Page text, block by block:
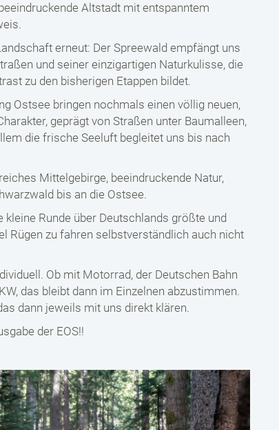
Altstadt mit entspanntem
erneut: Der Spreewald empfängt uns
und seiner einzigartigen Naturkulisse, die
zu den bisherigen Etappen bildet.
Ostsee bringen nochmals einen völlig neuen,
geprägt von Straßen unter Baumalleen,
die frische Seeluft begleitet uns bis nach
Mittelgebirge, beeindruckende Natur,
bis an die Ostsee.
Runde über Deutschlands größte und
Rügen zu fahren selbstverständlich auch nicht
Ob mit Motorrad, der Deutschen Bahn
das bleibt dann im Einzelnen abzustimmen.
dann jeweils mit uns direkt klären.
der EOS!!